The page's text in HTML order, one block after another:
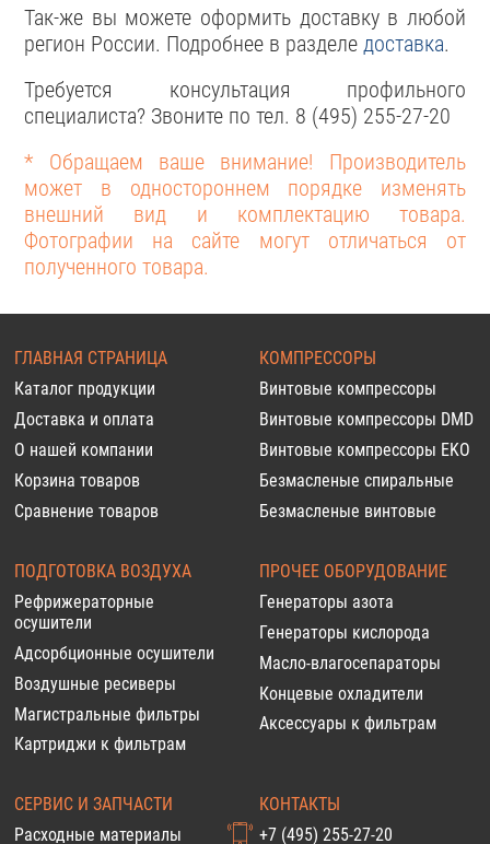
Так-же вы можете оформить доставку в любой
регион России. Подробнее в разделе доставка.
Требуется консультация профильного
специалиста? Звоните по тел. 8 (495) 255-27-20
* Обращаем ваше внимание! Производитель
может в одностороннем порядке изменять
внешний вид и комплектацию товара.
Фотографии на сайте могут отличаться от
полученного товара.
ГЛАВНАЯ СТРАНИЦА
Каталог продукции
Доставка и оплата
О нашей компании
Корзина товаров
Сравнение товаров
КОМПРЕССОРЫ
Винтовые компрессоры
Винтовые компрессоры DMD
Винтовые компрессоры EKO
Безмасленые спиральные
Безмасленые винтовые
ПОДГОТОВКА ВОЗДУХА
Рефрижераторные
осушители
Адсорбционные осушители
Воздушные ресиверы
Магистральные фильтры
Картриджи к фильтрам
ПРОЧЕЕ ОБОРУДОВАНИЕ
Генераторы азота
Генераторы кислорода
Масло-влагосепараторы
Концевые охладители
Аксессуары к фильтрам
СЕРВИС И ЗАПЧАСТИ
Расходные материалы
КОНТАКТЫ
+7 (495) 255-27-20